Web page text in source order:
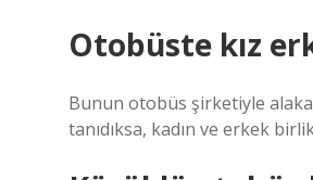
Otobüste kız
Bunun otobüs şirketiyle
tanıdıksa, kadın ve erkek